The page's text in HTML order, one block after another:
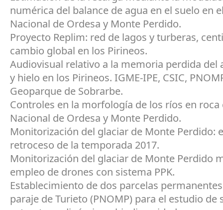
numérica del balance de agua en el suelo en
Nacional de Ordesa y Monte Perdido.
Proyecto Replim: red de lagos y turberas,
cambio global en los Pirineos.
Audiovisual relativo a la memoria perdida del
y hielo en los Pirineos. IGME-IPE, CSIC,
Geoparque de Sobrarbe.
Controles en la morfología de los ríos en roca
Nacional de Ordesa y Monte Perdido.
Monitorización del glaciar de Monte Perdido:
retroceso de la temporada 2017.
Monitorización del glaciar de Monte Perdido
empleo de drones con sistema PPK.
Establecimiento de dos parcelas
paraje de Turieto (PNOMP) para el estudio de